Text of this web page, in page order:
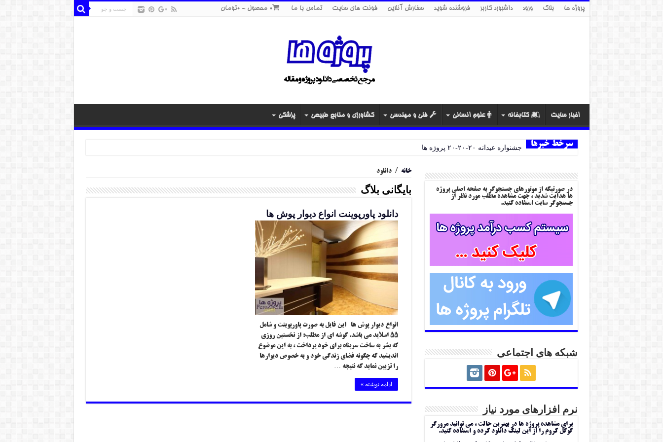
پروژه ها بلاگ ورود داشبورد کاربر فروشنده شوید سفارش آنلاین فونت های سایت تماس با ما 0 محصول 0تومان
اخبار سایت کتابخانه علوم انسانی فنی و مهندسی کشاورزی و منابع طبیعی پزشکی
سرخط خبرها جشنواره عیدانه ۲۰-۲۰-۲۰ پروژه ها
خانه / دانلود
بایگانی بلاگ
دانلود پاورپوینت انواع دیوار پوش ها
انواع دیوار پوش ها این فایل به صورت پاورپوینت و شامل
۵۵ اسلاید می باشد. گوشه ای از مطلب: از نخستین روزی
که بشر به ساخت سرپناه برای خود پرداخت ، به این موضوع
اندیشید که چگونه فضای زندگی خود و به خصوص دیوارها
را تزیین نماید که نتیجه …
ادامه نوشته »
در صورتیکه از موتورهای جستجوگر به صفحه اصلی پروژه
ها هدایت شدید ، جهت مشاهده مطلب مورد نظر از
جستجوگر سایت استفاده کنید.
شبکه های اجتماعی
نرم افزارهای مورد نیاز
برای مشاهده پروژه ها در بهترین حالت ، می توانید مرورگر
گوگل کروم را از این لینک دانلود کرده و استفاده کنید.